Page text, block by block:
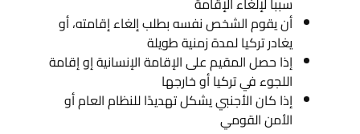
أن يقوم الشخص نفسه بطلب إلغاء إقامته، أو
يغادر تركيا لمدة زمنية طويلة
إذا حصل المقيم على الإقامة الإنسانية إو إقامة
اللجوء في تركيا أو خارجها
إذا كان الأجنبي يشكل تهديدًا للنظام العام أو
الأمن القومي